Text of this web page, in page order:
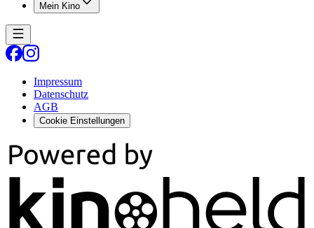
Mein Kino
Impressum
Datenschutz
AGB
Cookie Einstellungen